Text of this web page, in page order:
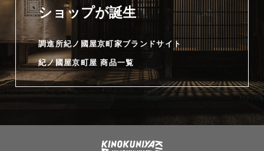
ショップが誕生
調進所紀ノ國屋京町家ブランドサイト
紀ノ國屋京町屋 商品一覧